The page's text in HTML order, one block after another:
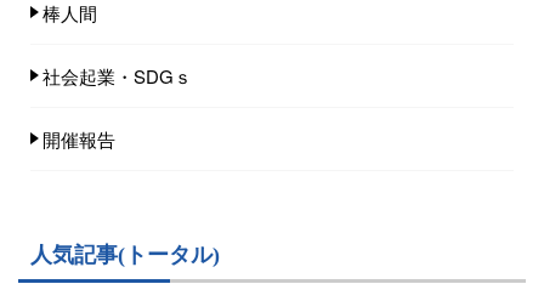
棒人間
社会起業・SDGｓ
開催報告
人気記事(トータル)